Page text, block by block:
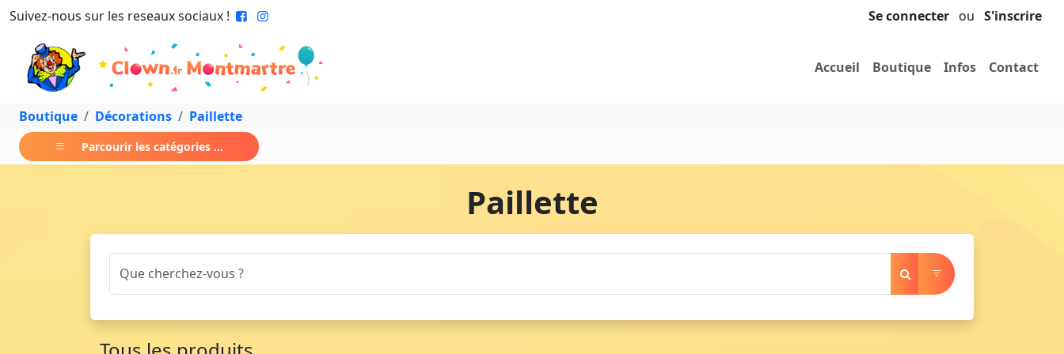
Suivez-nous sur les reseaux sociaux ! Se connecter ou S'inscrire
Accueil Boutique Infos Contact
Boutique Décorations Paillette
Parcourir les catégories ...
Paillette